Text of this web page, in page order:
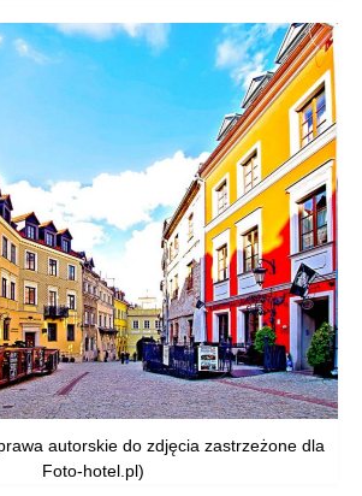
autorskie do zdjęcia zastrzeżone dla
Foto-hotel.pl)